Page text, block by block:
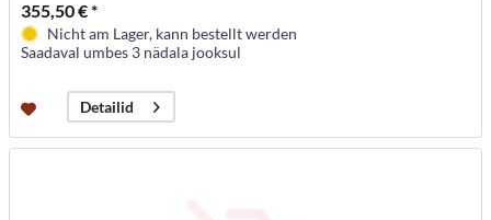
355,50 € *
Nicht am Lager, kann bestellt werden
Saadaval umbes 3 nädala jooksul
Detailid